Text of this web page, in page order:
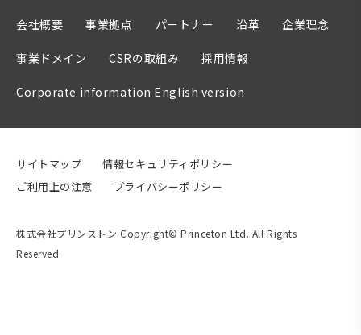
会社概要 事業拠点 パートナー 沿革 企業理念
事業ドメイン CSRの取組み 採用情報
Corporate information English version
サイトマップ
情報セキュリティポリシー
ご利用上の注意
プライバシーポリシー
株式会社プリンストン Copyright© Princeton Ltd. All Rights
Reserved.